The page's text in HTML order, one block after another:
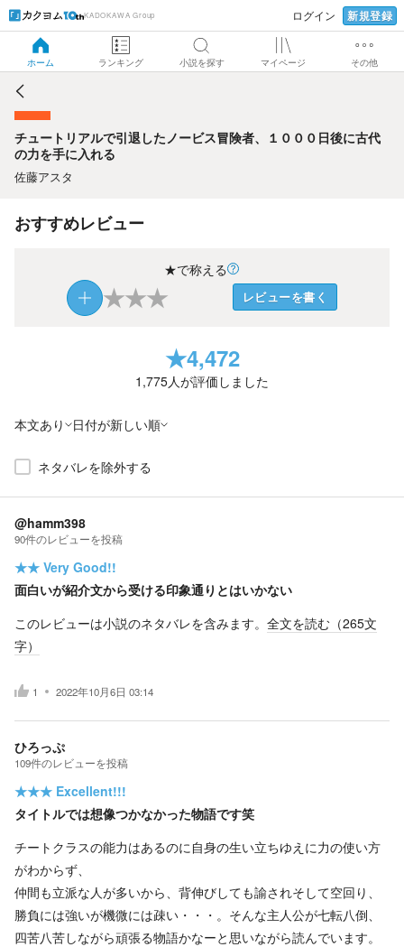
KADOKAWA Group ログイン 新規登録
ホーム ランキング 小説を探す マイページ その他
チュートリアルで引退したノービス冒険者、１０００日後に
古代の力を手に入れる
チュートリアルで引退したノービス冒険者、１０００日後に古代
の力を手に入れる
佐藤アスタ
おすすめレビュー
★で称える
★★★ レビューを書く
★4,472
1,775人が評価しました
本文あり 日付が新しい順
ネタバレを除外する
@hamm398
90件のレビューを投稿
★★ Very Good!!
面白いが紹介文から受ける印象通りとはいかない
このレビューは小説のネタバレを含みます。 全文を読む（265文
字）
1 2022年10月6日 03:14
ひろっぷ
109件のレビューを投稿
★★★ Excellent!!!
タイトルでは想像つかなかった物語です笑
チートクラスの能力はあるのに自身の生い立ちゆえに力の使い方
がわからず、
仲間も立派な人が多いから、背伸びしても諭されそして空回り、
勝負には強いが機微には疎い・・・。そんな主人公が七転八倒、
四苦八苦しながら頑張る物語かなーと思いながら読んでいます。